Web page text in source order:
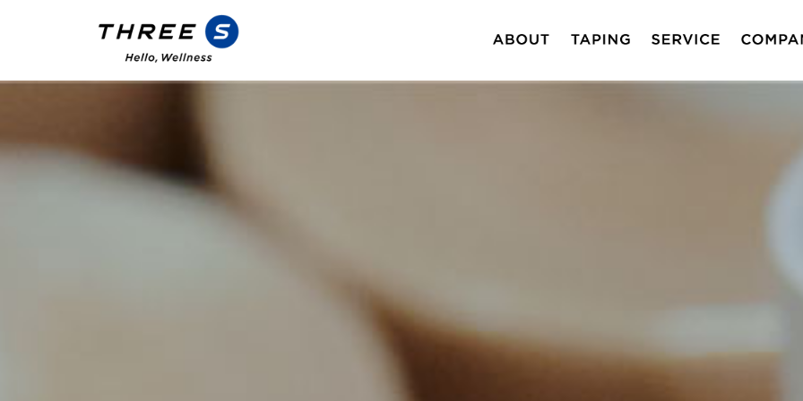
テーピング製品
テーピングセミナー
JAPAN QUALITYPLEADY LAB 代表メッセー
会社情報
ブランディン